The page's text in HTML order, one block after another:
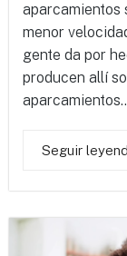
aparcamientos
menor
gente da por
producen allí
Seguir